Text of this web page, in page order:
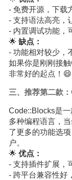
- 免费开源，下载
- 支持语法高亮，
- 内置调试功能，
🌟 缺点：
- 功能相对较少，
如果你是刚刚接
非常好的起点！😄
三、推荐第二款
Code::Blocks是
多种编程语言，
了更多的功能选
户。
🌟 优点：
- 支持插件扩展，
- 跨平台兼容性好